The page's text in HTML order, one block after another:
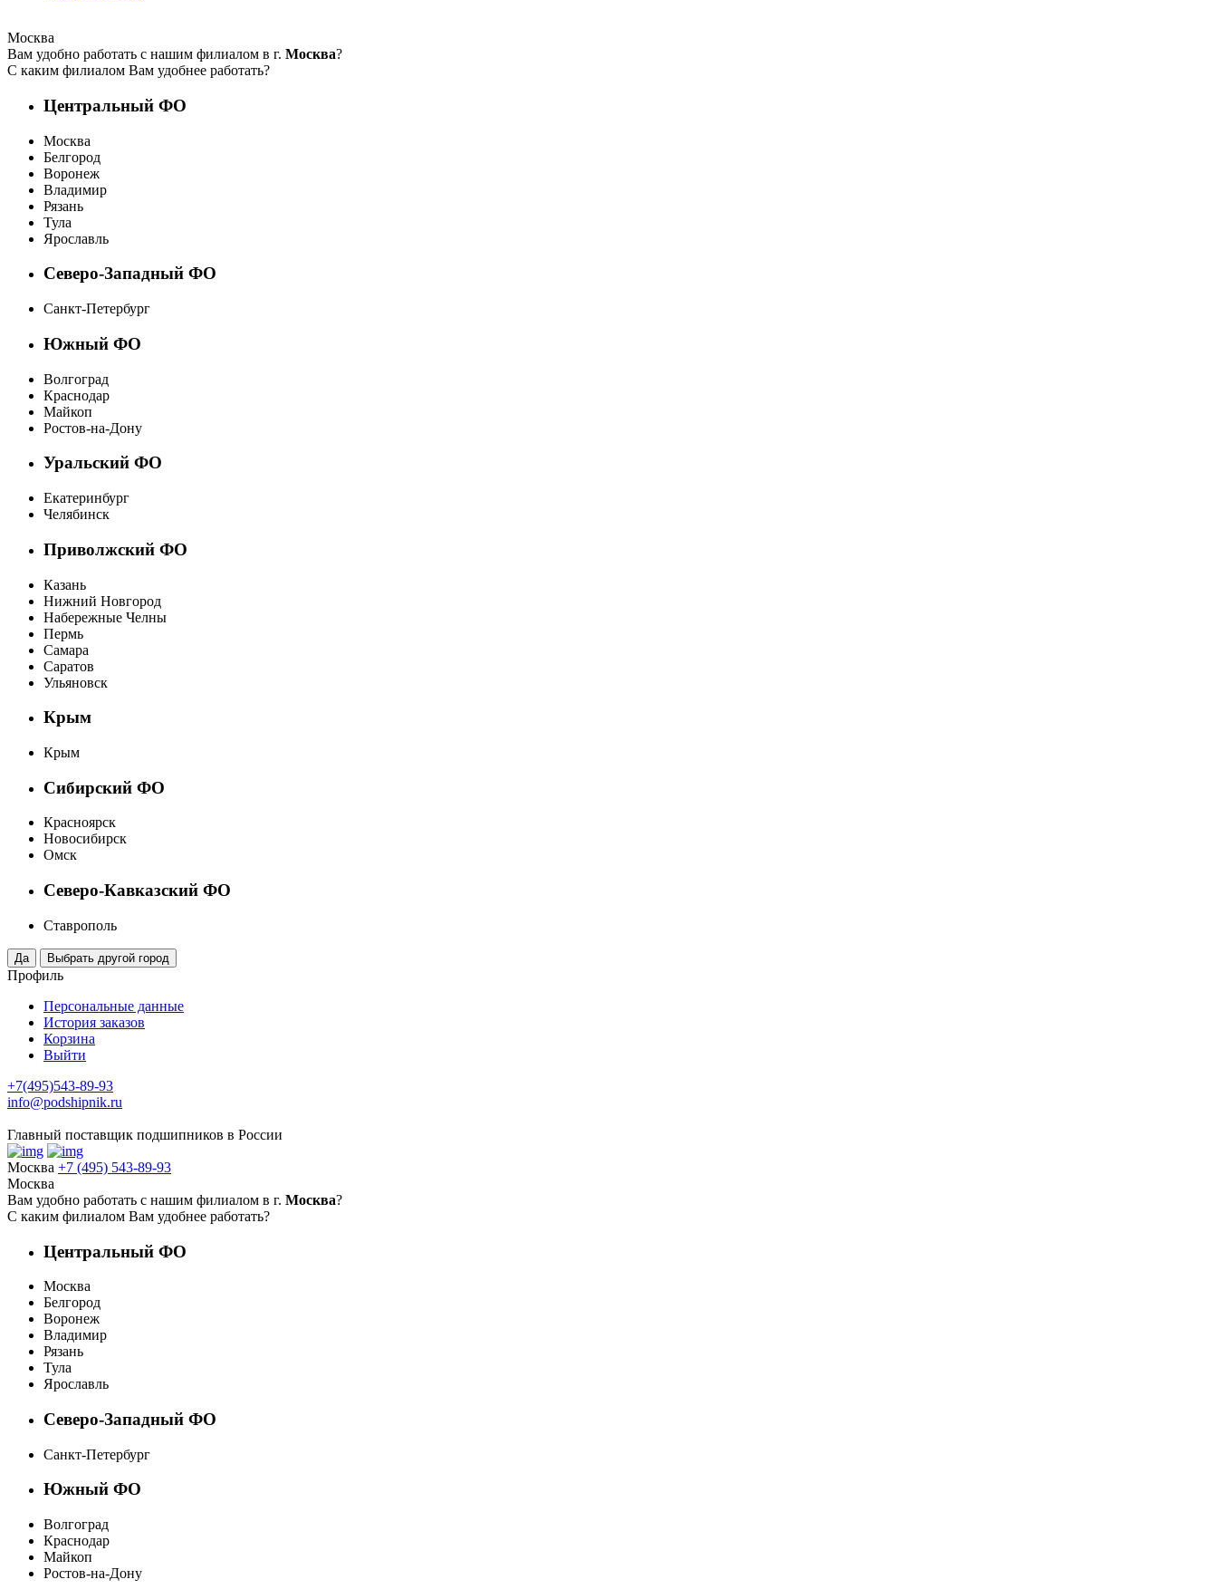
Москва
Вам удобно работать с нашим филиалом в г. Москва?
С каким филиалом Вам удобнее работать?
Центральный ФО
Москва
Белгород
Воронеж
Владимир
Рязань
Тула
Ярославль
Северо-Западный ФО
Санкт-Петербург
Южный ФО
Волгоград
Краснодар
Майкоп
Ростов-на-Дону
Уральский ФО
Екатеринбург
Челябинск
Приволжский ФО
Казань
Нижний Новгород
Набережные Челны
Пермь
Самара
Саратов
Ульяновск
Крым
Крым
Сибирский ФО
Красноярск
Новосибирск
Омск
Северо-Кавказский ФО
Ставрополь
Профиль
Персональные данные
История заказов
Корзина
Выйти
+7(495)543-89-93
info@podshipnik.ru
Главный поставщик подшипников в России
Москва +7 (495) 543-89-93
Москва
Вам удобно работать с нашим филиалом в г. Москва?
С каким филиалом Вам удобнее работать?
Центральный ФО
Москва
Белгород
Воронеж
Владимир
Рязань
Тула
Ярославль
Северо-Западный ФО
Санкт-Петербург
Южный ФО
Волгоград
Краснодар
Майкоп
Ростов-на-Дону